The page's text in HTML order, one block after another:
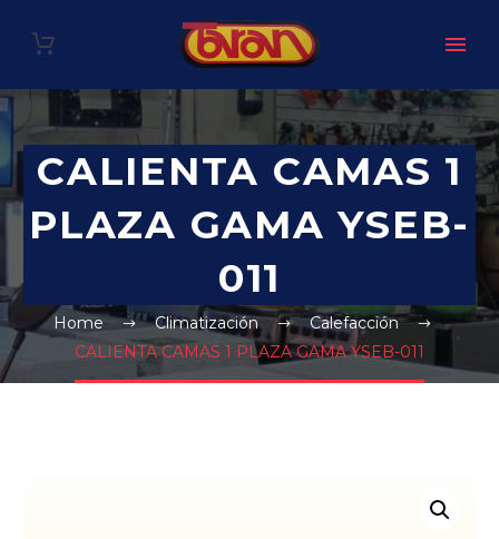
CALIENTA CAMAS 1
PLAZA GAMA YSEB-
011
Home Climatización
Calefacción
CALIENTA CAMAS 1 PLAZA GAMA YSEB-011